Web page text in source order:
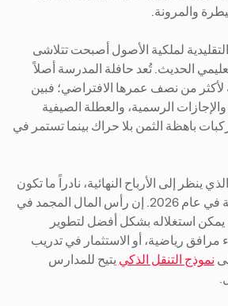
والمرونة.
لملكية الأصول أصبحت تتلاشى
الحديث. تُعد حافلة المدرسة أصلاً
لأكثر من نصف عمرها الافتراضي؛ فبين
الرسمية، والعطلة الصيفية
باهظة الثمن بلا حراك بينما تستمر في
ينظر إلى الأرباح النهائية، نادراً ما تكون
حسابات الملكية مجدية في عام 2026. إن رأس المال المجمد في
استغلاله بشكل أفضل لتطوير
مرافق رياضية، أو الاستثمار في تدريب
نموذج التنقل الذكي يتيح للمدارس